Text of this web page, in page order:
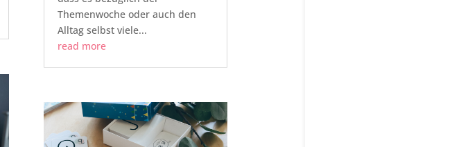
Themenwoche oder auch den
Alltag selbst viele...
read more